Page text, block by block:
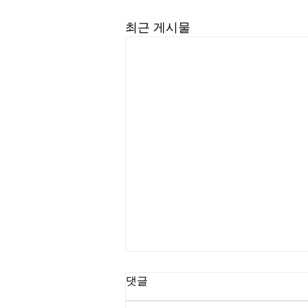
최근 게시물
길요나 목사
“한계를 넘어서는 인생을 살라” (삼
댓글